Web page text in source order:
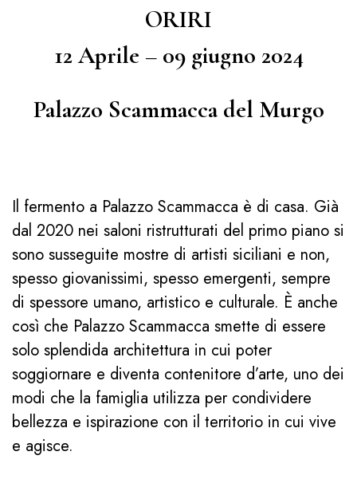
ORIRI
12 Aprile – 09 giugno 2024
Palazzo Scammacca del Murgo
Il fermento a Palazzo Scammacca è di casa. Già
dal 2020 nei saloni ristrutturati del primo piano si
sono susseguite mostre di artisti siciliani e non,
spesso giovanissimi, spesso emergenti, sempre
di spessore umano, artistico e culturale. È anche
così che Palazzo Scammacca smette di essere
solo splendida architettura in cui poter
soggiornare e diventa contenitore d’arte, uno dei
modi che la famiglia utilizza per condividere
bellezza e ispirazione con il territorio in cui vive
e agisce.